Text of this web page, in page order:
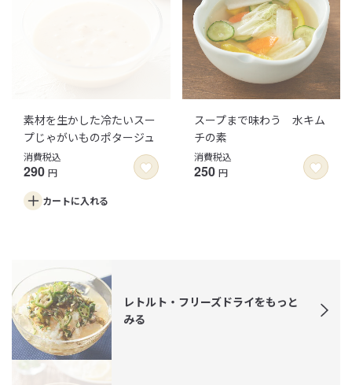
素材を生かした冷たいスー
プじゃがいものポタージュ
消費税込
290 円
カートに入れる
スープまで味わう 水キム
チの素
消費税込
250 円
レトルト・フリーズドライをもっと
みる